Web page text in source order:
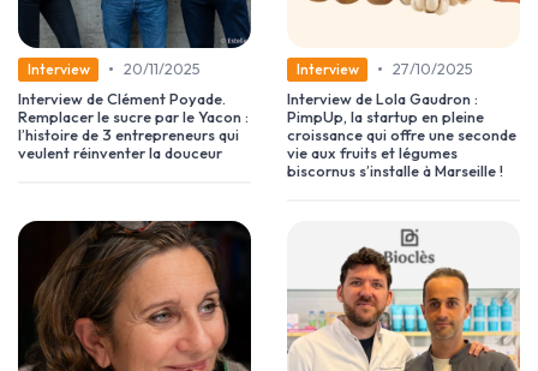
Interview • 20/11/2025
Interview de Clément Poyade.
Remplacer le sucre par le Yacon :
l’histoire de 3 entrepreneurs qui
veulent réinventer la douceur
Interview • 27/10/2025
Interview de Lola Gaudron :
PimpUp, la startup en pleine
croissance qui offre une seconde
vie aux fruits et légumes
biscornus s’installe à Marseille !